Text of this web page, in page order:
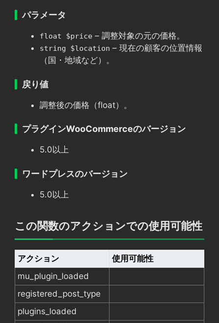
パラメータ
float $price – 調整対象の元の価格。
string $location – 現在の顧客の位置情報
（国・地域など）。
戻り値
調整後の価格（float）。
プラグインWooCommerceのバージョン
5.0以上
ワードプレスのバージョン
5.0以上
この関数のアクションでの使用可能性
アクション
使用可能性
mu_plugin_loaded
registered_post_type
plugins_loaded